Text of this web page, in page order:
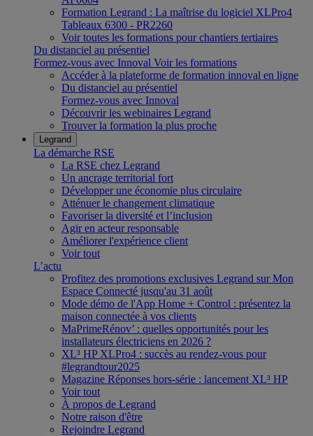
Formation Legrand : La maîtrise du logiciel XLPro4
Tableaux 6300 - PR2260
Voir toutes les formations pour chantiers tertiaires
Du distanciel au présentiel
Formez-vous avec Innoval Voir les formations
Accéder à la plateforme de formation innoval en ligne
Du distanciel au présentiel
Formez-vous avec Innoval
Découvrir les webinaires Legrand
Trouver la formation la plus proche
Legrand
La démarche RSE
La RSE chez Legrand
Un ancrage territorial fort
Développer une économie plus circulaire
Atténuer le changement climatique
Favoriser la diversité et l’inclusion
Agir en acteur responsable
Améliorer l'expérience client
Voir tout
L’actu
Profitez des promotions exclusives Legrand sur Mon
Espace Connecté jusqu'au 31 août
Mode démo de l'App Home + Control : présentez la
maison connectée à vos clients
MaPrimeRénov’ : quelles opportunités pour les
installateurs électriciens en 2026 ?
XL³ HP XLPro4 : succès au rendez-vous pour
#legrandtour2025
Magazine Réponses hors-série : lancement XL³ HP
Voir tout
À propos de Legrand
Notre raison d'être
Rejoindre Legrand